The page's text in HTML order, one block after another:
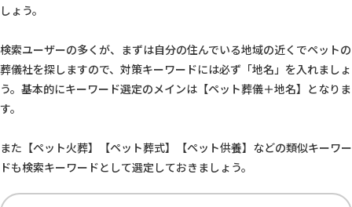
しょう。
検索ユーザーの多くが、まずは自分の住んでいる地域の近くでペットの
葬儀社を探しますので、対策キーワードには必ず「地名」を入れましょ
う。基本的にキーワード選定のメインは【ペット葬儀＋地名】となりま
す。
また【ペット火葬】【ペット葬式】【ペット供養】などの類似キーワー
ドも検索キーワードとして選定しておきましょう。